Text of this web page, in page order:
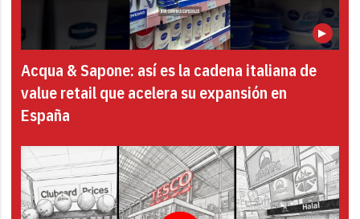
Acqua & Sapone: así es la cadena italiana de
value retail que acelera su expansión en
España